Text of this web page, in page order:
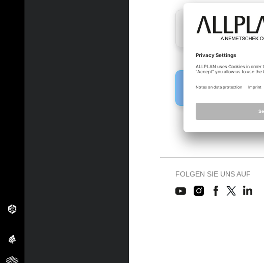
FOLGEN SIE UNS AUF